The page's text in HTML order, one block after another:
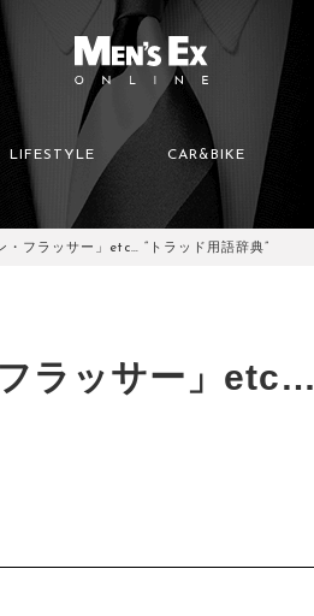
LIFESTYLE CAR&BIKE
・フラッサー」etc… “トラッド用語辞典”
ラッサー」etc…